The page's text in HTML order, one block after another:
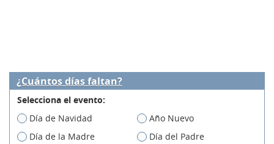
¿Cuántos días faltan?
Selecciona el evento:
Día de Navidad
Año Nuevo
Día de la Madre
Día del Padre